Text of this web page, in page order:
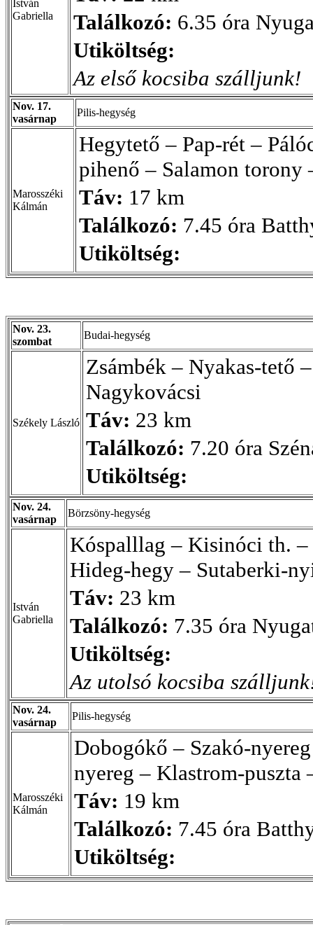
István
Gabriella
Találkozó: 6.35 óra
Utiköltség:
Az első kocsiba szálljunk!
Nov. 17.
vasárnap
Pilis-hegység
Marosszéki
Kálmán
Hegytető – Pap-rét –
pihenő – Salamon torony
Táv: 17 km
Találkozó: 7.45 óra
Utiköltség:
Nov. 23.
szombat
Budai-hegység
Székely László
Zsámbék – Nyakas-tető
Nagykovácsi
Táv: 23 km
Találkozó: 7.20 óra
Utiköltség:
Nov. 24.
vasárnap
Börzsöny-hegység
István
Gabriella
Kóspalllag – Kisinóci th. –
Hideg-hegy – Sutaberki-
Táv: 23 km
Találkozó: 7.35 óra
Utiköltség:
Az utolsó kocsiba
Nov. 24.
vasárnap
Pilis-hegység
Marosszéki
Kálmán
Dobogókő – Szakó-
nyereg – Klastrom-puszta
Táv: 19 km
Találkozó: 7.45 óra
Utiköltség: